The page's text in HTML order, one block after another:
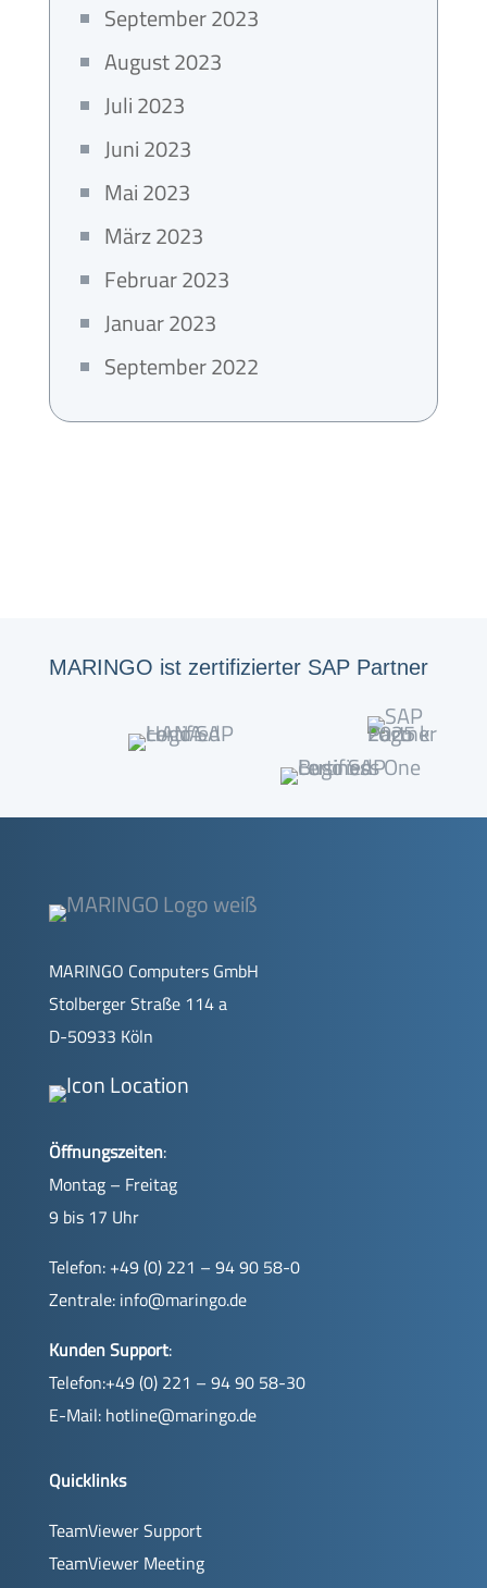
September 2023
August 2023
Juli 2023
Juni 2023
Mai 2023
März 2023
Februar 2023
Januar 2023
September 2022
MARINGO ist zertifizierter SAP Partner
MARINGO Computers GmbH
Stolberger Straße 114 a
D-50933 Köln
Öffnungszeiten:
Montag – Freitag
9 bis 17 Uhr
Telefon: +49 (0) 221 – 94 90 58-0
Zentrale: info@maringo.de
Kunden Support:
Telefon:+49 (0) 221 – 94 90 58-30
E-Mail: hotline@maringo.de
Quicklinks
TeamViewer Support
TeamViewer Meeting